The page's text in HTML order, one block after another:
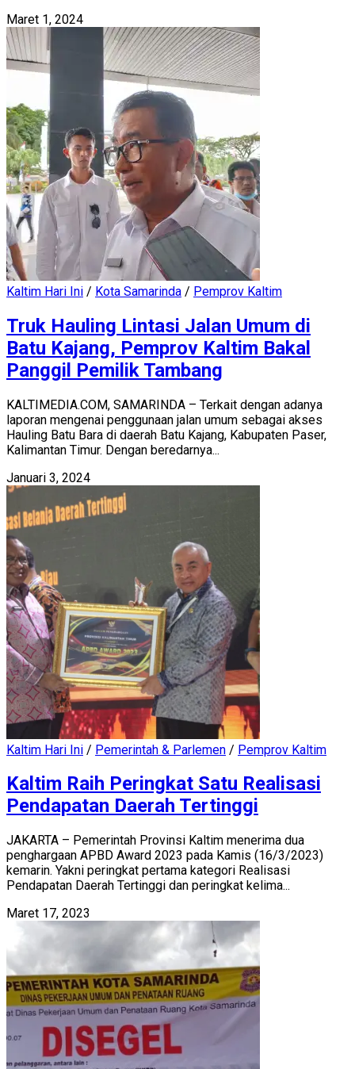
Maret 1, 2024
Kaltim Hari Ini / Kota Samarinda / Pemprov Kaltim
Truk Hauling Lintasi Jalan Umum di
Batu Kajang, Pemprov Kaltim Bakal
Panggil Pemilik Tambang
KALTIMEDIA.COM, SAMARINDA – Terkait dengan adanya
laporan mengenai penggunaan jalan umum sebagai akses
Hauling Batu Bara di daerah Batu Kajang, Kabupaten Paser,
Kalimantan Timur. Dengan beredarnya...
Januari 3, 2024
Kaltim Hari Ini / Pemerintah & Parlemen / Pemprov Kaltim
Kaltim Raih Peringkat Satu Realisasi
Pendapatan Daerah Tertinggi
JAKARTA – Pemerintah Provinsi Kaltim menerima dua
penghargaan APBD Award 2023 pada Kamis (16/3/2023)
kemarin. Yakni peringkat pertama kategori Realisasi
Pendapatan Daerah Tertinggi dan peringkat kelima...
Maret 17, 2023